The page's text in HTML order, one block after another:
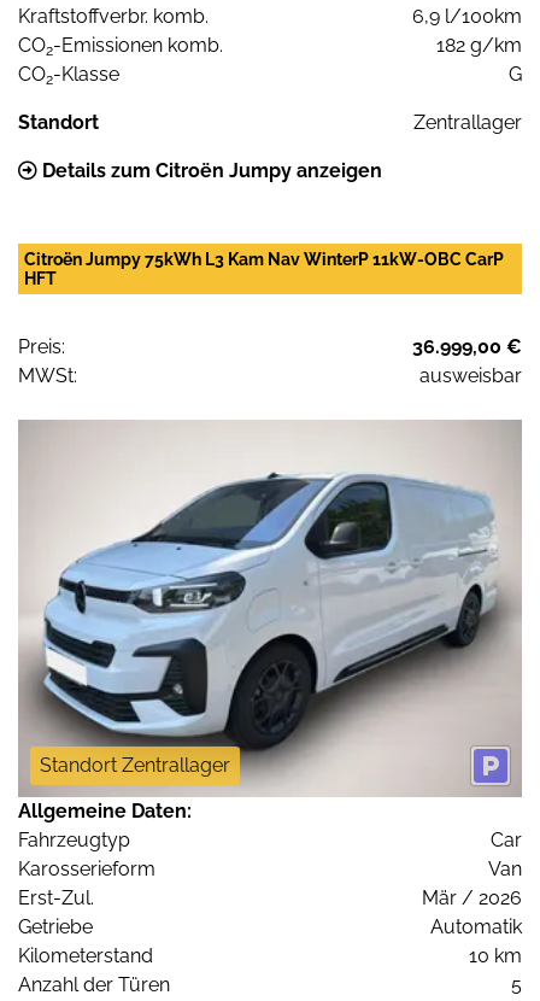
Kraftstoffverbr. komb.
6,9 l/100km
CO2-Emissionen komb.
182 g/km
CO2-Klasse G
Standort Zentrallager
Details zum Citroën Jumpy anzeigen
Citroën Jumpy 75kWh L3 Kam Nav WinterP 11kW-OBC CarP
HFT
Preis:
36.999,00 €
MWSt:
ausweisbar
Standort Zentrallager
Allgemeine Daten:
Fahrzeugtyp
Car
Karosserieform
Van
Erst-Zul.
Mär / 2026
Getriebe
Automatik
Kilometerstand
10 km
Anzahl der Türen
5